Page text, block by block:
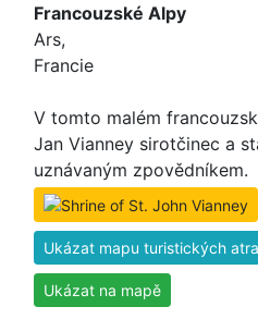
Francouzské Alpy
Ars,
Francie
V tomto malém
Jan Vianney sirotčinec a
uznávaným zpovědníkem.
Ukázat mapu turistických
Ukázat na mapě